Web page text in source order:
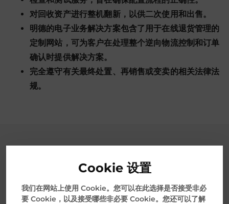
对回收资产进行整机翻新，以供二次使用和出售。
明德的电子业务解决方案包含了用于在线退货管理的
定制网站，可为客户在处理整个逆向物流控制和订单
确认时提供解决方案。
完全遵守有关最终处置、再销售或变卖的相关法律法
规。
Cookie 设置
我们在网站上使用 Cookie。您可以在此选择是否接受非必
要 Cookie，以及接受哪些非必要 Cookie。您还可以了解